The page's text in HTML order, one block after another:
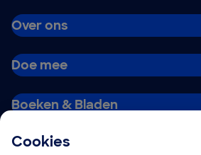
Cookies
Over ons
Doe mee
Boeken & Bladen